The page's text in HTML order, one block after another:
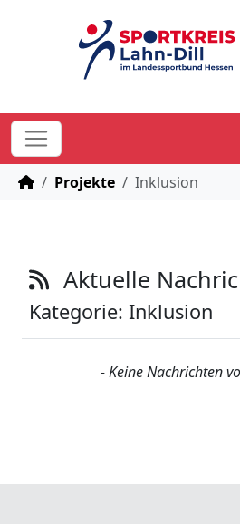
STARTSEITE
Projekte Inklusion
Aktuelle
Kategorie: Inklusion
- Keine Nachrichten